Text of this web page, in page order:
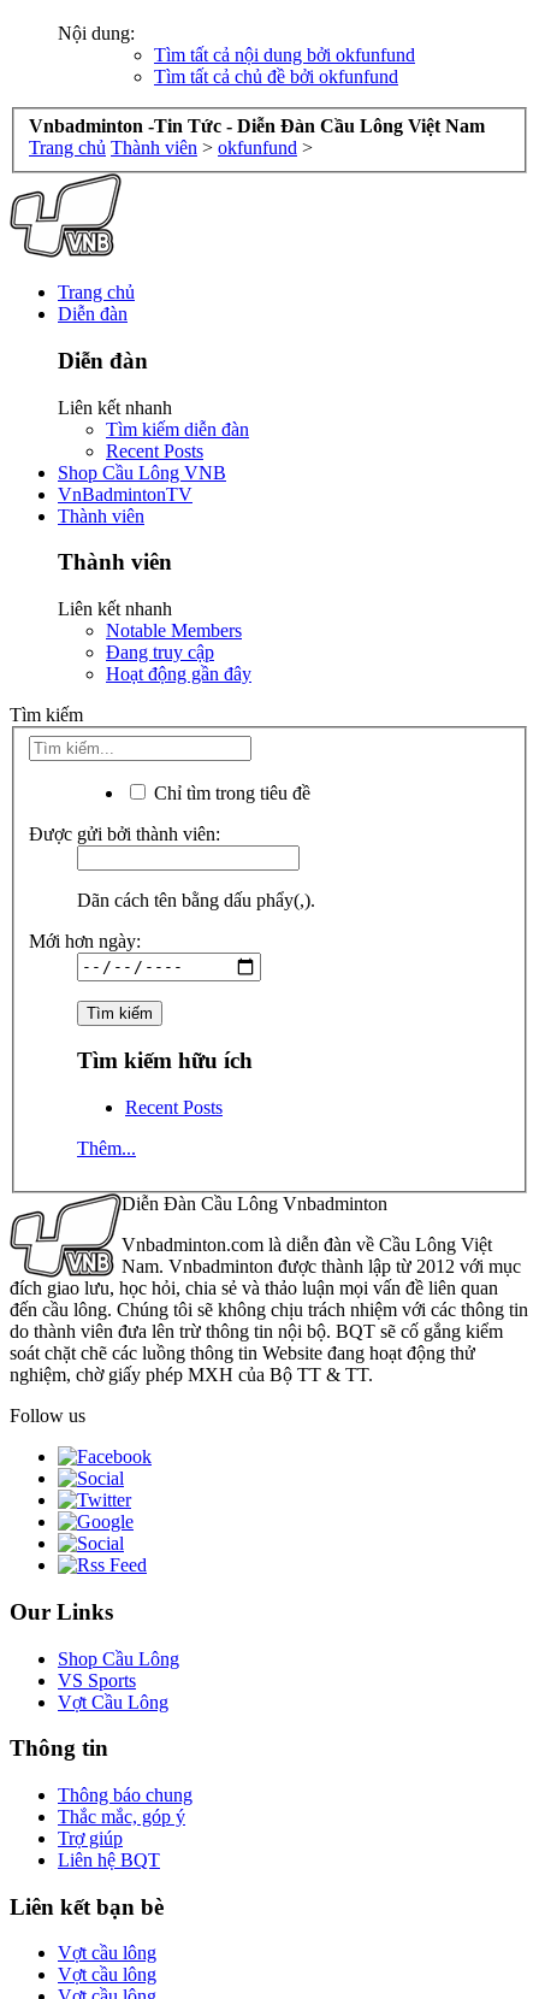
Nội dung:
Tìm tất cả nội dung bởi okfunfund
Tìm tất cả chủ đề bởi okfunfund
Vnbadminton -Tin Tức - Diễn Đàn Cầu Lông Việt Nam
Trang chủ Thành viên > okfunfund >
Trang chủ
Diễn đàn
Diễn đàn
Liên kết nhanh
Tìm kiếm diễn đàn
Recent Posts
Shop Cầu Lông VNB
VnBadmintonTV
Thành viên
Thành viên
Liên kết nhanh
Notable Members
Đang truy cập
Hoạt động gần đây
Tìm kiếm
Chỉ tìm trong tiêu đề
Được gửi bởi thành viên:
Dãn cách tên bằng dấu phẩy(,).
Mới hơn ngày:
Tìm kiếm hữu ích
Recent Posts
Thêm...
Diễn Đàn Cầu Lông Vnbadminton
Vnbadminton.com là diễn đàn về Cầu Lông Việt
Nam. Vnbadminton được thành lập từ 2012 với mục
đích giao lưu, học hỏi, chia sẻ và thảo luận mọi vấn đề liên quan
đến cầu lông. Chúng tôi sẽ không chịu trách nhiệm với các thông tin
do thành viên đưa lên trừ thông tin nội bộ. BQT sẽ cố gắng kiểm
soát chặt chẽ các luồng thông tin Website đang hoạt động thử
nghiệm, chờ giấy phép MXH của Bộ TT & TT.
Follow us
Our Links
Shop Cầu Lông
VS Sports
Vợt Cầu Lông
Thông tin
Thông báo chung
Thắc mắc, góp ý
Trợ giúp
Liên hệ BQT
Liên kết bạn bè
Vợt cầu lông
Vợt cầu lông